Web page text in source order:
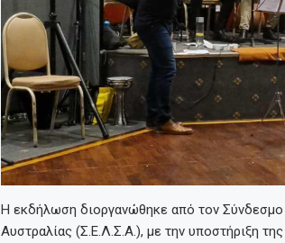
Η εκδήλωση διοργανώθηκε από τον
Αυστραλίας (Σ.Ε.Λ.Σ.Α.), με την υποστήριξη